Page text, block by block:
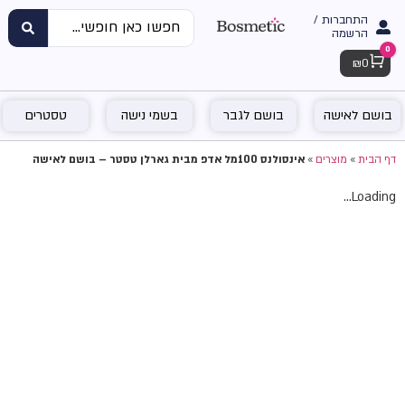
התחברות /
הרשמה
Cart
0
₪ 0
בושם לאישה בושם לגבר בשמי נישה טסטרים
דף הבית»מוצרים»אינסולנס 100מל אדפ מבית גארלן טסטר – בושם לאישה
Loading...